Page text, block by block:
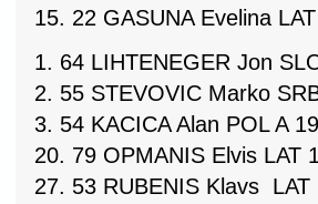
15. 22 GASUNA Evelina
1. 64 LIHTENEGER Jon
2. 55 STEVOVIC Marko
3. 54 KACICA Alan POL A
20. 79 OPMANIS Elvis LAT
27. 53 RUBENIS Klavs